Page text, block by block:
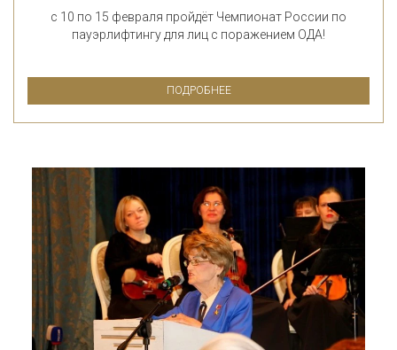
с 10 по 15 февраля пройдёт Чемпионат России по
пауэрлифтингу для лиц с поражением ОДА!
ПОДРОБНЕЕ